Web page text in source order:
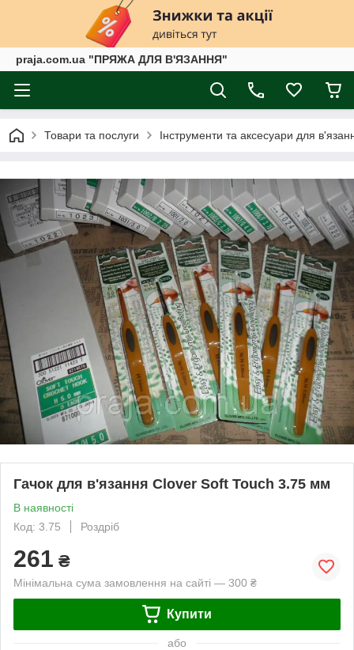
praja.com.ua "ПРЯЖА ДЛЯ В'ЯЗАННЯ"
Товари та послуги Інструменти та аксесуари для
Гачок для в'язання Clover Soft Touch 3.75 мм
В наявності
Код: 3.75
Роздріб
261 ₴
Мінімальна сума замовлення на сайті — 300 ₴
Купити
або